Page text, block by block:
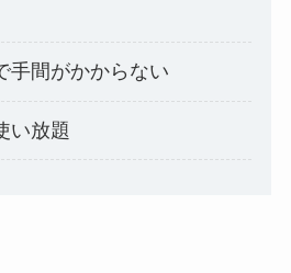
手間がかからない
い放題